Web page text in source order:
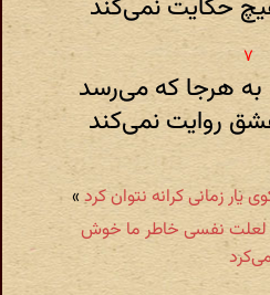
حکایت نمی‌کند
هرجا که می‌رسد
روایت نمی‌کند
»
۴۱: دوش لعلت نفسی خاطر ما خوش
می‌کرد